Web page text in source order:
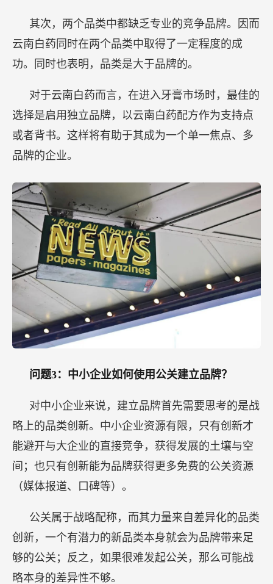
其次，两个品类中都缺乏专业的竞争品牌。因而
云南白药同时在两个品类中取得了一定程度的成
功。同时也表明，品类是大于品牌的。
对于云南白药而言，在进入牙膏市场时，最佳的
选择是启用独立品牌，以云南白药配方作为支持点
或者背书。这样将有助于其成为一个单一焦点、多
品牌的企业。
问题3：中小企业如何使用公关建立品牌？
对中小企业来说，建立品牌首先需要思考的是战
略上的品类创新。中小企业资源有限，只有创新才
能避开与大企业的直接竞争，获得发展的土壤与空
间；也只有创新能为品牌获得更多免费的公关资源
（媒体报道、口碑等）。
公关属于战略配称，而其力量来自差异化的品类
创新，一个有潜力的新品类本身就会为品牌带来足
够的公关；反之，如果很难发起公关，那么可能战
略本身的差异性不够。